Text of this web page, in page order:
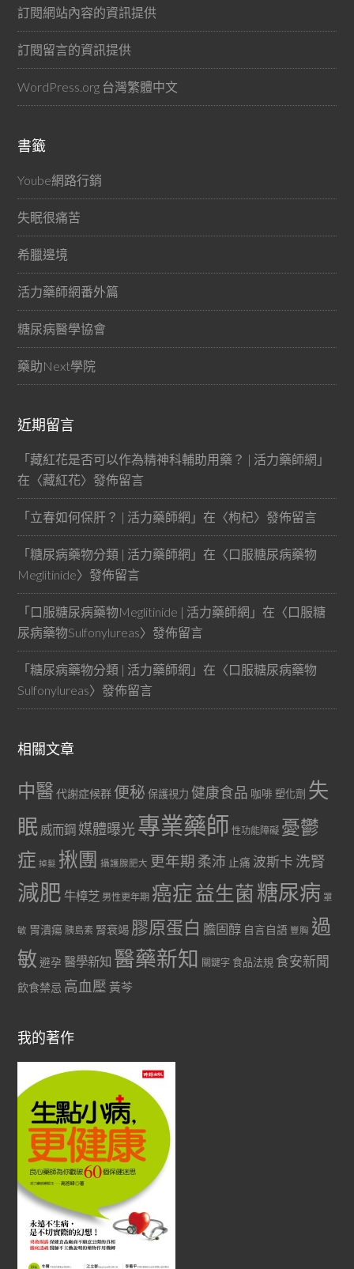
訂閱網站內容的資訊提供
訂閱留言的資訊提供
WordPress.org 台灣繁體中文
書籤
Yoube網路行銷
失眠很痛苦
希臘邊境
活力藥師網番外篇
糖尿病醫學協會
藥助Next學院
近期留言
「藏紅花是否可以作為精神科輔助用藥？ | 活力藥師網 」
在〈藏紅花〉發佈留言
「立春如何保肝？ | 活力藥師網 」在〈枸杞〉發佈留言
「糖尿病藥物分類 | 活力藥師網 」在〈口服糖尿病藥物
Meglitinide〉發佈留言
「口服糖尿病藥物Meglitinide | 活力藥師網 」在〈口服糖
尿病藥物Sulfonylureas〉發佈留言
「糖尿病藥物分類 | 活力藥師網 」在〈口服糖尿病藥物
Sulfonylureas〉發佈留言
相關文章
中醫代謝症候群 便秘 保護視力 健康食品 咖啡 塑化劑 失
眠 威而鋼 媒體曝光專業藥師 性功能障礙 憂鬱
症 掉髮 揪團 攝護腺肥大 更年期 柔沛 止痛 波斯卡 洗腎
減肥 牛樟芝 男性更年期 癌症益生菌 糖尿病 罩
敏 胃潰瘍 胰島素 腎衰竭 膠原蛋白 膽固醇 自言自語 豐胸 過
敏 避孕 醫學新知 醫藥新知 關鍵字 食品法規 食安新聞
飲食禁忌 高血壓 黃芩
我的著作